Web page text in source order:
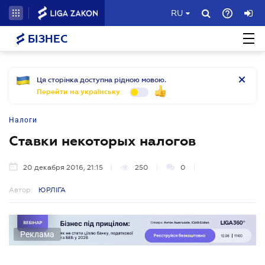
RU
БІЗНЕС
Ця сторінка доступна рідною мовою.
Перейти на українську
Налоги
Ставки некоторых налогов
20 декабря 2016, 21:15 250 0
Автор: ЮРЛІГА
Реклама